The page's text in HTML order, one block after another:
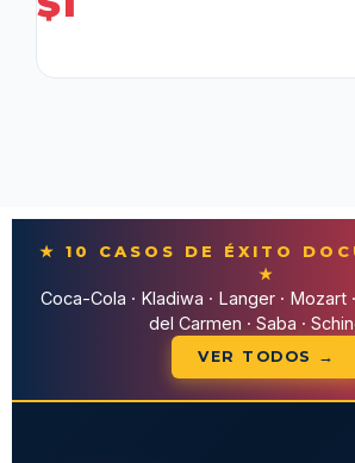
★ 10 CASOS DE ÉXITO
★
Coca-Cola · Kladiwa · Langer · Mozart
del Carmen · Saba ·
VER TODOS →